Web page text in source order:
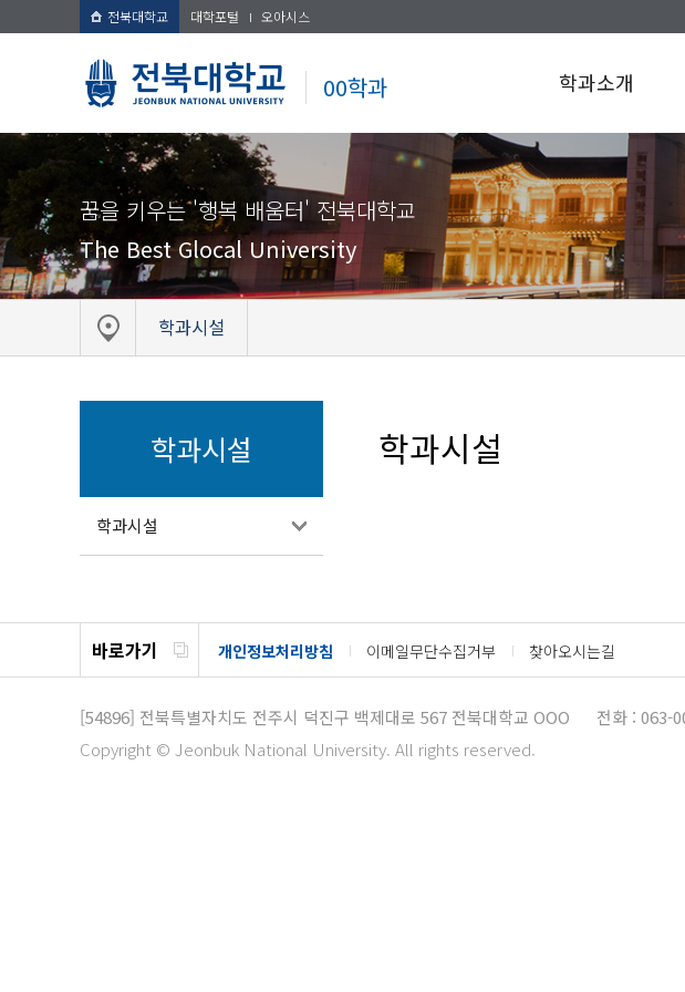
전북대학교 대학포털 오아시스
00학과 학과소개
인사말
연혁
규정/지침
찾아오시는길
꿈을 키우는 '행복 배움터' 전북대학교
The Best Glocal University
학과시설
학과시설
학과시설
학과시설
바로가기 개인정보처리방침 이메일무단수집거부 찾아오시는길
[54896] 전북특별자치도 전주시 덕진구 백제대로 567 전북대학교 OOO 전화 : 063-
Copyright © Jeonbuk National University. All rights reserved.